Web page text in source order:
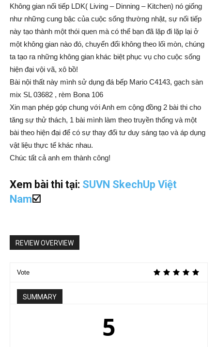
Không gian nối tiếp LDK( Living – Dinning – Kitchen) nó giống
như những cung bậc của cuộc sống thường nhật, sự nối tiếp
này tạo thành một thói quen mà có thể bạn đã lặp đi lặp lại ở
một không gian nào đó, chuyển đổi không theo lối mòn, chúng
ta tạo ra những không gian khác biệt phục vụ cho cuộc sống
hiện đại vội vã, xô bồ!
Bài nội thất này mình sử dụng đá bếp Mario C4143, gạch sàn
mix SL 03682 , rèm Bona 106
Xin mạn phép góp chung với Anh em cộng đồng 2 bài thi cho
tăng sự thử thách, 1 bài mình làm theo truyền thống và một
bài theo hiện đại để có sự thay đổi tư duy sáng tạo và áp dụng
vật liệu thực tế khác nhau.
Chúc tất cả anh em thành công!
Xem bài thi tại: SUVN SkechUp Việt
Nam☑️
REVIEW OVERVIEW
Vote
SUMMARY
5